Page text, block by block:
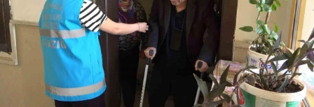
Yaşam
Sağlık
Eğitim